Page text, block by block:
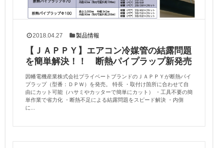
2018.04.27 製品情報
【ＪＡＰＰＹ】エアコン冷媒管の結露問題
を簡単解決！！ 断熱パイプラップ新発売
因幡電機産業株式会社プライベートブランドのＪＡＰＰＹが断熱パイ
プラップ（型番：ＤＰＷ）を発売。 特長 ・取付け箇所に合わせて自
由にカット可能（ハサミやカッターで簡単にカット） ・工具不要の簡
単作業で省力化 ・断熱不足による結露問題をスピード解決 ・内側
に...